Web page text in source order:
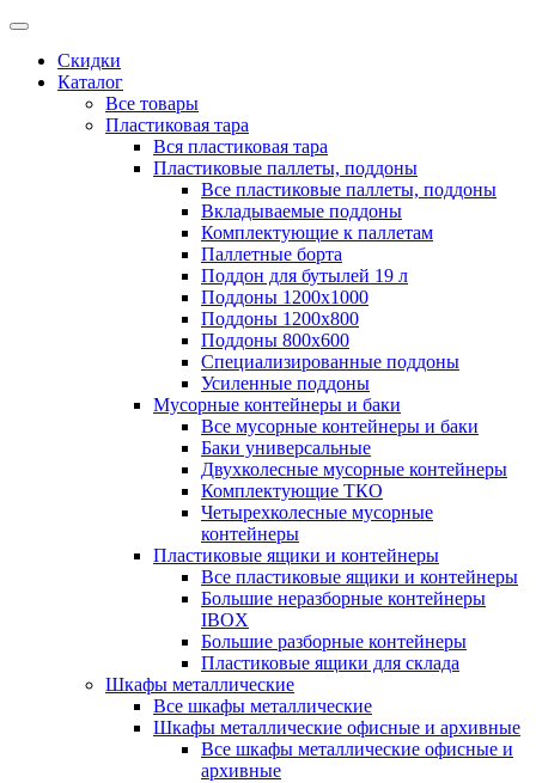
Скидки
Каталог
Все товары
Пластиковая тара
Вся пластиковая тара
Пластиковые паллеты, поддоны
Все пластиковые паллеты, поддоны
Вкладываемые поддоны
Комплектующие к паллетам
Паллетные борта
Поддон для бутылей 19 л
Поддоны 1200х1000
Поддоны 1200х800
Поддоны 800х600
Специализированные поддоны
Усиленные поддоны
Мусорные контейнеры и баки
Все мусорные контейнеры и баки
Баки универсальные
Двухколесные мусорные контейнеры
Комплектующие ТКО
Четырехколесные мусорные
контейнеры
Пластиковые ящики и контейнеры
Все пластиковые ящики и контейнеры
Большие неразборные контейнеры
IBOX
Большие разборные контейнеры
Пластиковые ящики для склада
Шкафы металлические
Все шкафы металлические
Шкафы металлические офисные и архивные
Все шкафы металлические офисные и
архивные